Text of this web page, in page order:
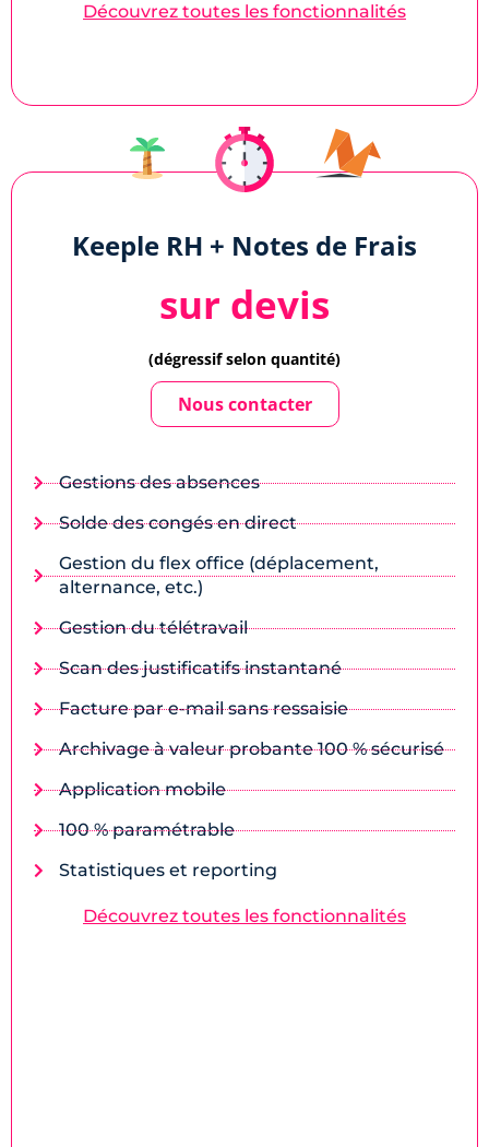
Découvrez toutes les fonctionnalités
Keeple RH + Notes de Frais
sur devis
(dégressif selon quantité)
Nous contacter
Gestions des absences
Solde des congés en direct
Gestion du flex office (déplacement,
alternance, etc.)
Gestion du télétravail
Scan des justificatifs instantané
Facture par e-mail sans ressaisie
Archivage à valeur probante 100 % sécurisé
Application mobile
100 % paramétrable
Statistiques et reporting
Découvrez toutes les fonctionnalités